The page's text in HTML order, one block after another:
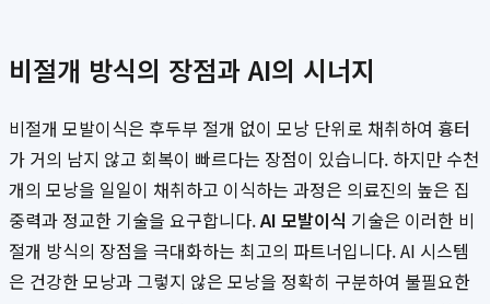
비절개 방식의 장점과 AI의 시너지
비절개 모발이식은 후두부 절개 없이 모낭 단위로 채취하여 흉터
가 거의 남지 않고 회복이 빠르다는 장점이 있습니다. 하지만 수천
개의 모낭을 일일이 채취하고 이식하는 과정은 의료진의 높은 집
중력과 정교한 기술을 요구합니다.AI 모발이식 기술은 이러한 비
절개 방식의 장점을 극대화하는 최고의 파트너입니다. AI 시스템
은 건강한 모낭과 그렇지 않은 모낭을 정확히 구분하여 불필요한